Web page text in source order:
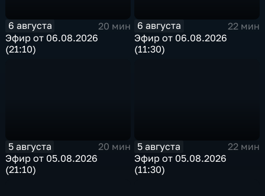
6 августа
20 мин
Эфир от 06.08.2026
(21:10)
6 августа
22 мин
Эфир от 06.08.2026
(11:30)
5 августа
20 мин
Эфир от 05.08.2026
(21:10)
5 августа
22 мин
Эфир от 05.08.2026
(11:30)